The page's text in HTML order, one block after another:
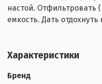
настой. Отфильтровать
емкость. Дать отдохнуть
Характеристики
Бренд